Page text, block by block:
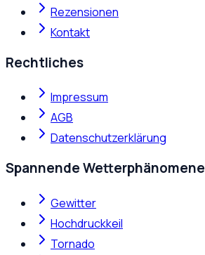
Rezensionen
Kontakt
Rechtliches
Impressum
AGB
Datenschutzerklärung
Spannende Wetterphänomene
Gewitter
Hochdruckkeil
Tornado